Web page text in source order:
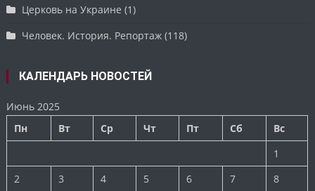
Церковь на Украине (1)
Человек. История. Репортаж (118)
КАЛЕНДАРЬ НОВОСТЕЙ
Июнь 2025
Пн
Вт Ср Чт Пт Сб
Вс
1
2
3 4 5 6 7 8